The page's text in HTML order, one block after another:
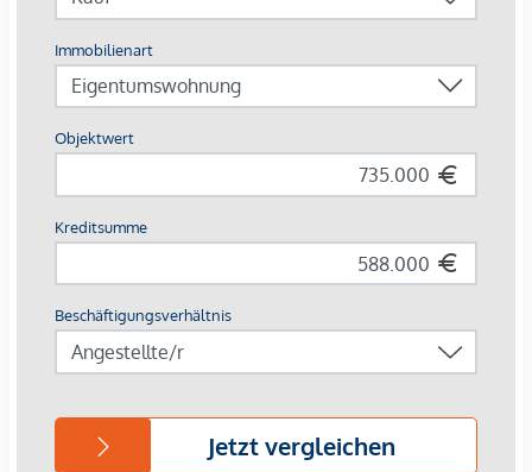
zeitgemäß adaptiert und mit innenhofseitigen Außenflächen
ausgestattet. Die Wohnungen in den Hoftrakten und im
Dachgeschoß bieten viel Raum für Neues: offene,
lichtdurchflutete Wohnräume und großzügige Gärten,
Loggien und Terrassen.
Revitalisiertes Gründerzeithaus
47 Zweizimmerapartments
2 Dreizimmerapartments
1- bis 3-Zimmereinheiten
Gärten, Loggien und Terrassen